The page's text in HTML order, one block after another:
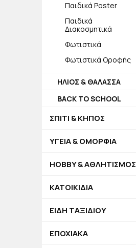
Παιδικά Poster
Παιδικά
Διακοσμητικά
Φωτιστικά
Φωτιστικά Οροφής
ΗΛΙΟΣ & ΘΑΛΑΣΣΑ
BACK TO SCHOOL
ΣΠΙΤΙ & ΚΗΠΟΣ
ΥΓΕΙΑ & ΟΜΟΡΦΙΑ
HOBBY & ΑΘΛΗΤΙΣΜΟΣ
ΚΑΤΟΙΚΙΔΙΑ
ΕΙΔΗ ΤΑΞΙΔΙΟΥ
ΕΠΟΧΙΑΚΑ